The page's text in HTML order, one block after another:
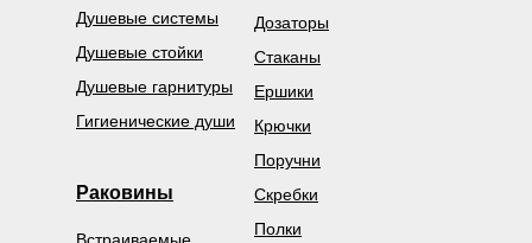
Душевые гарнитуры
Душевые системы
Гигиенические души
Поручни
Скребки
Дозаторы
Полки
Стаканы
Ершики
Крючки
Раковины
Душевые стойки